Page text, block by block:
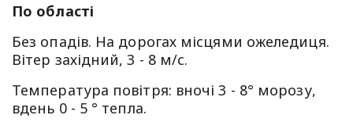
По області
Без опадів. На дорогах місцями ожеледиця.
Вітер західний, 3 - 8 м/с.
Температура повітря: вночі 3 - 8° морозу,
вдень 0 - 5 ° тепла.